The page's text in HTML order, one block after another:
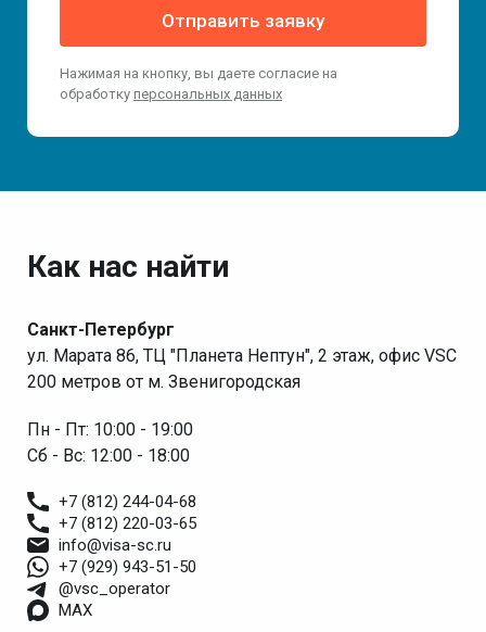
Отправить заявку
Нажимая на кнопку, вы даете согласие на
обработку персональных данных
Как нас найти
Санкт-Петербург
ул. Марата 86, ТЦ "Планета Нептун", 2 этаж, офис VSC
200 метров от м. Звенигородская
Пн - Пт: 10:00 - 19:00
Сб - Вс: 12:00 - 18:00
+7 (812) 244-04-68
+7 (812) 220-03-65
info@visa-sc.ru
+7 (929) 943-51-50
@vsc_operator
MAX